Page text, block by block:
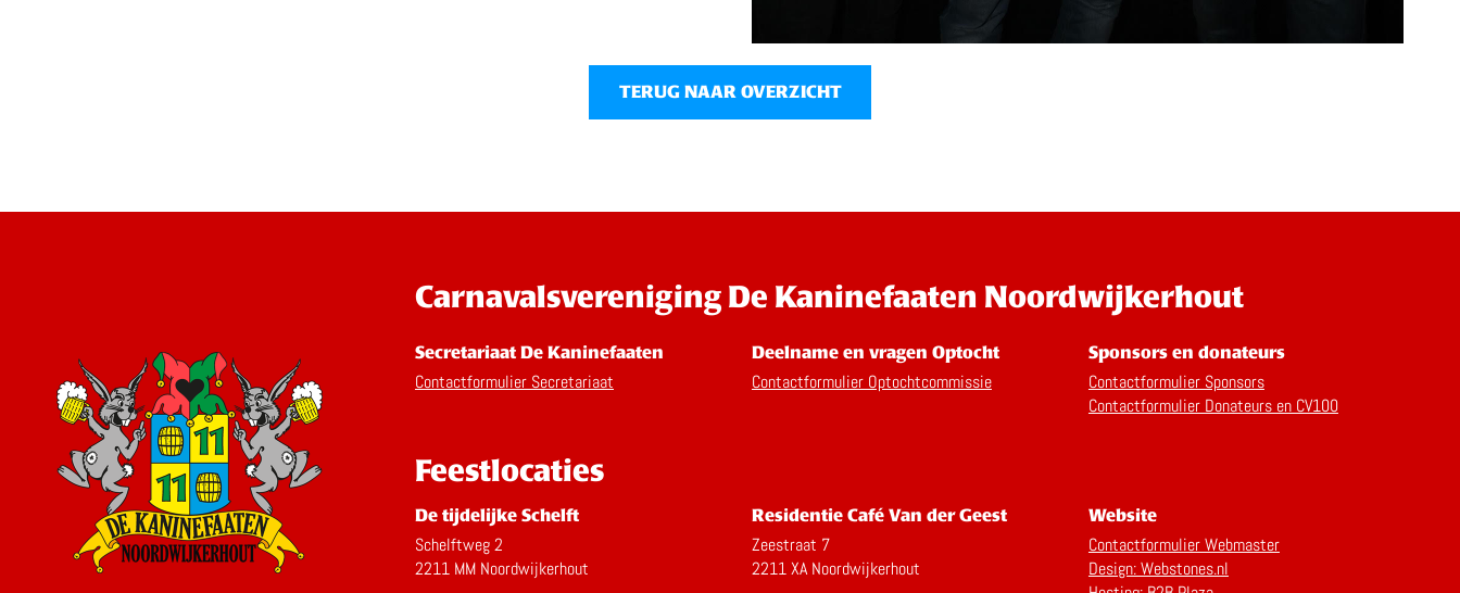
TERUG NAAR OVERZICHT
Carnavalsvereniging De Kaninefaaten Noordwijkerhout
Secretariaat De Kaninefaaten
Contactformulier Secretariaat
Deelname en vragen Optocht
Contactformulier Optochtcommissie
Sponsors en donateurs
Contactformulier Sponsors
Contactformulier Donateurs en CV100
Feestlocaties
De tijdelijke Schelft
Schelftweg 2
2211 MM Noordwijkerhout
Residentie Café Van der Geest
Zeestraat 7
2211 XA Noordwijkerhout
Website
Contactformulier Webmaster
Design: Webstones.nl